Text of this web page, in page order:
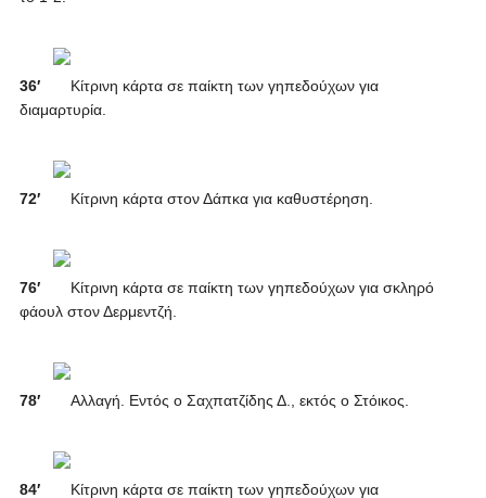
36′
Κίτρινη κάρτα σε παίκτη των γηπεδούχων για
διαμαρτυρία.
72′ Κίτρινη κάρτα στον Δάπκα για καθυστέρηση.
76′
Κίτρινη κάρτα σε παίκτη των γηπεδούχων για σκληρό
φάουλ στον Δερμεντζή.
78′ Αλλαγή. Εντός ο Σαχπατζίδης Δ., εκτός ο Στόικος.
84′ Κίτρινη κάρτα σε παίκτη των γηπεδούχων για